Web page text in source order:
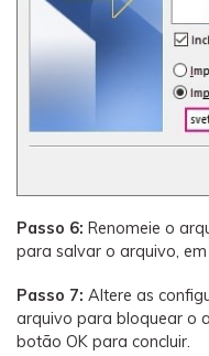
Passo 6: Renomeie o
para salvar o arquivo,
Passo 7: Altere as
arquivo para bloquear o
botão OK para concluir.